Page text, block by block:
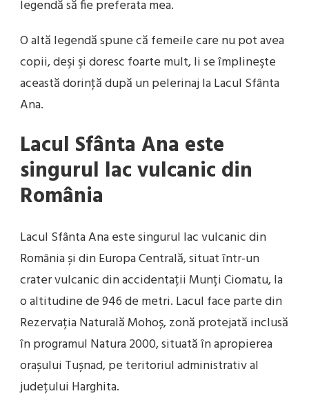
legendă să fie preferata mea.
O altă legendă spune că femeile care nu pot avea
copii, deşi şi doresc foarte mult, li se împlineşte
această dorinţă după un pelerinaj la Lacul Sfânta
Ana.
Lacul Sfânta Ana este
singurul lac vulcanic din
România
Lacul Sfânta Ana este singurul lac vulcanic din
România și din Europa Centrală, situat într-un
crater vulcanic din accidentații Munți Ciomatu, la
o altitudine de 946 de metri. Lacul face parte din
Rezervația Naturală Mohoș, zonă protejată inclusă
în programul Natura 2000, situată în apropierea
orașului Tușnad, pe teritoriul administrativ al
județului Harghita.